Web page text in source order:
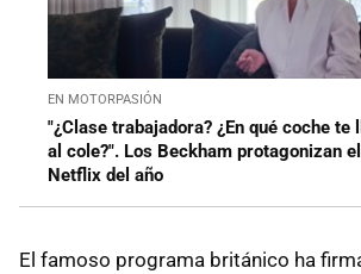
EN MOTORPASIÓN
"¿Clase trabajadora? ¿En qué coche te
al cole?". Los Beckham protagonizan
Netflix del año
El famoso programa británico ha